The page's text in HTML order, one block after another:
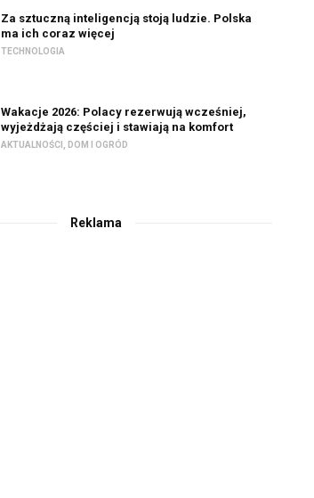
Za sztuczną inteligencją stoją ludzie. Polska
ma ich coraz więcej
TECHNOLOGIA
Wakacje 2026: Polacy rezerwują wcześniej,
wyjeżdżają częściej i stawiają na komfort
AKTUALNOŚCI DOM I OGRÓD
Reklama